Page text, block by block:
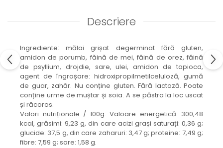
Descriere
Ingrediente: mălai grișat degerminat fără gluten,
amidon de porumb, făină de mei, făină de orez, făină
de psyllium, drojdie, sare, ulei, amidon de tapioca,
agent de îngroșare: hidroxipropilmetilceluloză, gumă
de guar, zahăr. Nu conține gluten. Fără lactoză. Poate
conține urme de muștar și soia. A se păstra la loc uscat
și răcoros.
Valori nutriționale / 100g: Valoare energetică: 300,48
kcal, grăsimi: 9,23 g, din care acizi grași saturați: 0,36 g;
glucide: 37,5 g, din care zaharuri: 3,47 g; proteine: 7,49 g;
fibre: 7,59 g; sare: 1,58 g.